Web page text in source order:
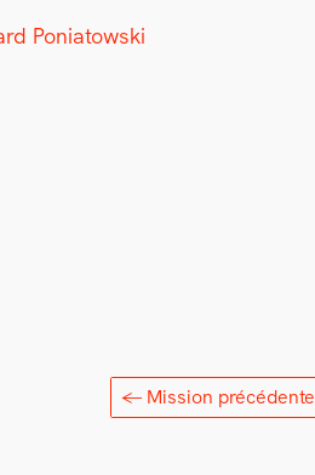
Poni­a­tows­ki
← Mission précédente